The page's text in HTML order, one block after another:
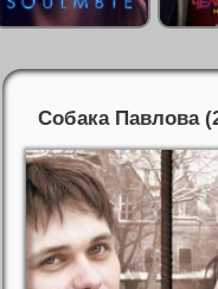
Собака Павлова